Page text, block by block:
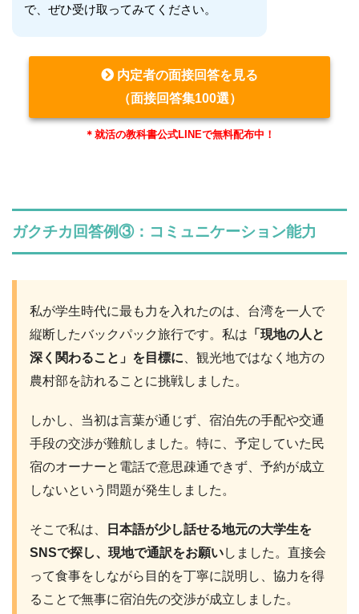
で、ぜひ受け取ってみてください。
内定者の面接回答を見る
（面接回答集100選）
＊就活の教科書公式LINEで無料配布中！
ガクチカ回答例③：コミュニケーション能力
私が学生時代に最も力を入れたのは、台湾を一人で
縦断したバックパック旅行です。私は 「現地の人と
深く関わること」を目標に 、観光地ではなく地方の
農村部を訪れることに挑戦しました。
しかし、当初は言葉が通じず、宿泊先の手配や交通
手段の交渉が難航しました。特に、予定していた民
宿のオーナーと電話で意思疎通できず、予約が成立
しないという問題が発生しました。
そこで私は、
日本語が少し話せる地元の大学生を
SNSで探し、現地で通訳をお願いしました。直接会
って食事をしながら目的を丁寧に説明し、協力を得
ることで無事に宿泊先の交渉が成立しました。